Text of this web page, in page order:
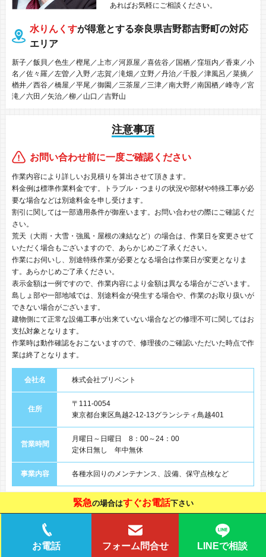
あればお気軽にご相談ください。
水りんくすが得意とする奈良県吉野郡吉野町の対応
エリア
新子／飯貝／色生／樫尾／上市／河原屋／喜佐谷／国栖／窪垣内／香束／小
名／佐々羅／左曽／入野／志賀／滝畑／立野／丹治／千股／津風呂／菜摘／
楢井／西谷／橋屋／平尾／御園／三茶屋／三津／南大野／南国栖／峰寺／宮
滝／六田／矢治／柳／山口／吉野山
注意事項
お問い合わせ前に一度ご確認ください
作業内容により詳しいお見積りを算出させて頂きます。
料金例は標準作業料金です。トラブル・つまりの状況や部材や特殊工事が必
要な場合などは別途料金を申し受けます。
割引に関しては一部適用条件が御座います。お問い合わせの際にご確認くだ
さい。
荒天（大雨・大雪・強風・屋根の凍結など）の場合は、作業日を変更させて
いただく場合もございますので、あらかじめご了承ください。
作業にお伺いし、別途特殊作業が必要となる場合は作業日が変更となりま
す。あらかじめご了承ください。
表示金額は一例ですので、作業内容により金額は異なる場合がございます。
島しょ部や一部地域では、別途料金が発生する場合や、作業のお取り扱いが
できない場合がございます。
建物側にて正常な設備工事が出来ていない場合などの修理不可に関してはお
支払対象となります。
作業時は動作確認をおこないますので、修理後のご確認いただいた時点で作
業は終了となります。
会社名 株式会社プリベント
住所
〒111-0054
東京都台東区鳥越2-12-13グランシティ鳥越401
営業時間
月曜日～日曜日 8：00～24：00
定休日無し 年中無休
事業内容 各種水回りのメンテナンス、設備、保守点検など
緊急の場合はすぐお電話下さい
お電話 フォーム問合せ LINEで相談